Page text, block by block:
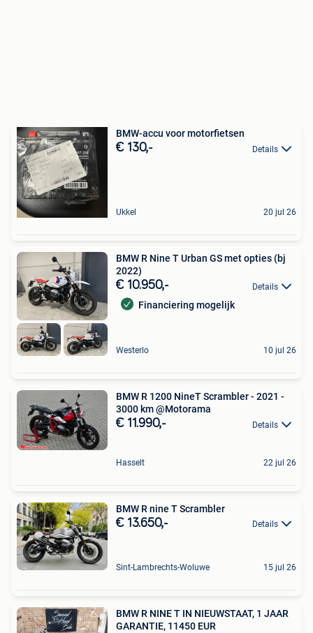
BMW-accu voor motorfietsen
€ 130,- Details
Ukkel 20 jul 26
BMW R Nine T Urban GS met opties (bj
2022)
€ 10.950,- Details
Financiering mogelijk
Westerlo 10 jul 26
BMW R 1200 NineT Scrambler - 2021 -
3000 km @Motorama
€ 11.990,- Details
Hasselt 22 jul 26
BMW R nine T Scrambler
€ 13.650,- Details
Sint-Lambrechts-Woluwe 15 jul 26
BMW R NINE T IN NIEUWSTAAT, 1 JAAR
GARANTIE, 11450 EUR